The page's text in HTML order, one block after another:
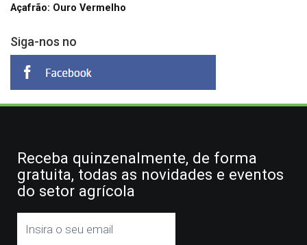
Açafrão: Ouro Vermelho
Siga-nos no
Receba quinzenalmente, de forma
gratuita, todas as novidades e eventos
do setor agrícola